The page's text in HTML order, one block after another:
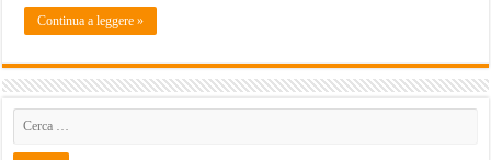
Continua a leggere »